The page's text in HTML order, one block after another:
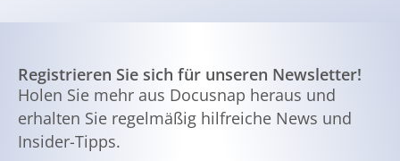
Registrieren Sie sich für unseren Newsletter!
Holen Sie mehr aus Docusnap heraus und
erhalten Sie regelmäßig hilfreiche News und
Insider-Tipps.